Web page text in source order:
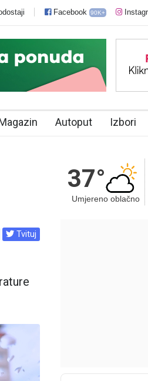
Facebook 90K+
Autoput Izbori
Tvituj
37°
Umjereno oblačno